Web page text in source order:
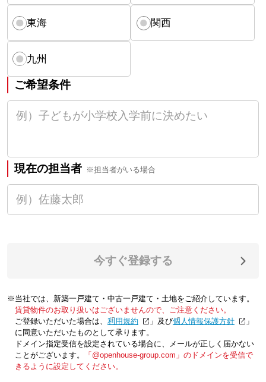
東海 関西
九州
ご希望条件
現在の担当者 ※担当者がいる場合
今すぐ登録する
※当社では、新築一戸建て・中古一戸建て・土地をご紹介しています。
賃貸物件のお取り扱いはございませんので、ご注意ください。
ご登録いただいた場合は、「利用規約 」及び「個人情報保護方針
」
に同意いただいたものとして承ります。
ドメイン指定受信を設定されている場合に、メールが正しく届かない
ことがございます。
「@openhouse-group.com」のドメインを受信で
きるように設定してください。